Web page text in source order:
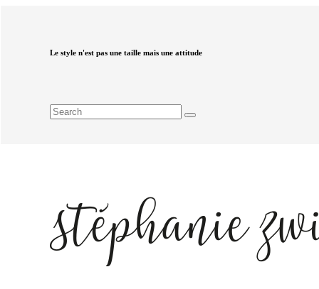
Le style n'est pas une taille mais une attitude